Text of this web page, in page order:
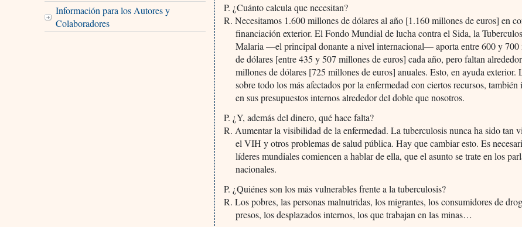
Información para los Autores y
Colaboradores
P. ¿Cuánto calcula que necesitan?
R. Necesitamos 1.600 millones de dólares al año [1.160 millones de euros] en
financiación exterior. El Fondo Mundial de lucha contra el Sida, la
Malaria —el principal donante a nivel internacional— aporta entre 600 y 700
de dólares [entre 435 y 507 millones de euros] cada año, pero faltan
millones de dólares [725 millones de euros] anuales. Esto, en ayuda exterior.
sobre todo los más afectados por la enfermedad con ciertos recursos, también
en sus presupuestos internos alrededor del doble que nosotros.
P. ¿Y, además del dinero, qué hace falta?
R. Aumentar la visibilidad de la enfermedad. La tuberculosis nunca ha sido tan
el VIH y otros problemas de salud pública. Hay que cambiar esto. Es
líderes mundiales comiencen a hablar de ella, que el asunto se trate en los
nacionales.
P. ¿Quiénes son los más vulnerables frente a la tuberculosis?
R. Los pobres, las personas malnutridas, los migrantes, los consumidores de
presos, los desplazados internos, los que trabajan en las minas…